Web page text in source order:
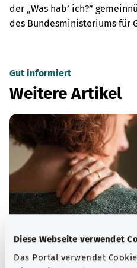
Diese Webseite verwendet
Das Portal verwendet
der „Was hab’ ich?”
des Bundesministeriums für
Gut informiert
Weitere Artikel